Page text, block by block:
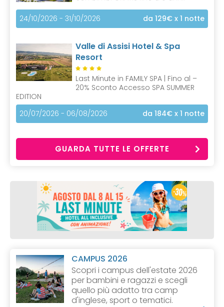
24/10/2026 - 31/10/2026 da 129€ x 1 notte
Valle di Assisi Hotel & Spa
Resort
Last Minute in FAMILY SPA | Fino al –
20% Sconto Accesso SPA SUMMER
EDITION
20/07/2026 - 06/08/2026
da 184€ x 1 notte
GUARDA TUTTE LE OFFERTE
CAMPUS 2026
Scopri i campus dell'estate 2026
per bambini e ragazzi e scegli
quello più adatto tra camp
d'inglese, sport o tematici.